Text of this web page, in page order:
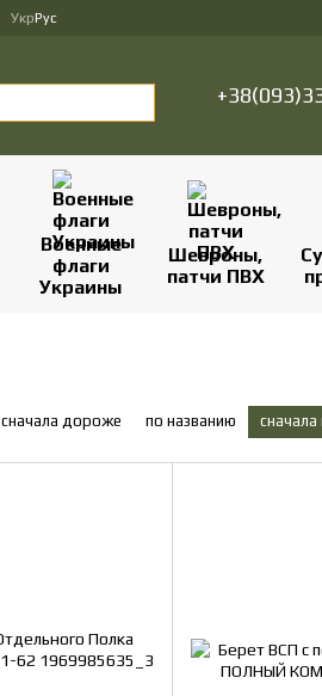
УкрРус
Военные
флаги
Украины
Шевроны,
патчи ПВХ
сначала дороже по названию